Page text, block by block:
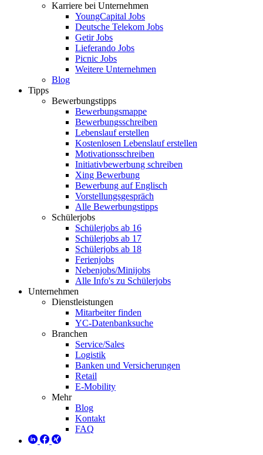
Karriere bei Unternehmen
YoungCapital Jobs
Deutsche Telekom Jobs
Getir Jobs
Lieferando Jobs
Picnic Jobs
Weitere Unternehmen
Blog
Tipps
Bewerbungstipps
Bewerbungsmappe
Bewerbungsschreiben
Lebenslauf erstellen
Kostenlosen Lebenslauf erstellen
Motivationsschreiben
Initiativbewerbung schreiben
Xing Bewerbung
Bewerbung auf Englisch
Vorstellungsgespräch
Alle Bewerbungstipps
Schülerjobs
Schülerjobs ab 16
Schülerjobs ab 17
Schülerjobs ab 18
Ferienjobs
Nebenjobs/Minijobs
Alle Info's zu Schülerjobs
Unternehmen
Dienstleistungen
Mitarbeiter finden
YC-Datenbanksuche
Branchen
Service/Sales
Logistik
Banken und Versicherungen
Retail
E-Mobility
Mehr
Blog
Kontakt
FAQ